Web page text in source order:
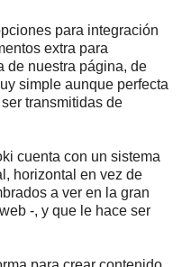
para integración
extra para
de nuestra página, de
simple aunque perfecta
transmitidas de
cuenta con un sistema
horizontal en vez de
a ver en la gran
-, y que le hace ser